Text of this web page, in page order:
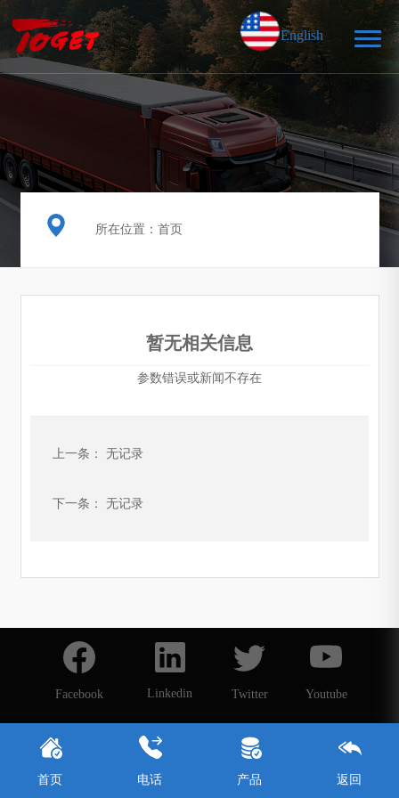
English
所在位置： 首页
暂无相关信息
参数错误或新闻不存在
上一条： 无记录
下一条： 无记录
Facebook Linkedin Twitter Youtube
首页 电话 产品 返回